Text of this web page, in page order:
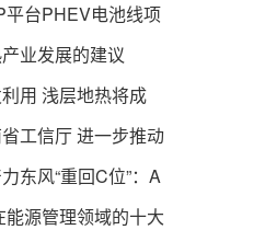
平台PHEV电池线项
业发展的建议
用 浅层地热将成
工信厅 进一步推动
东风“重回C位”：A
舞，龙头六连板背
源管理领域的十大